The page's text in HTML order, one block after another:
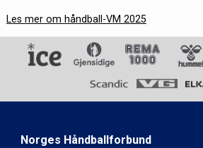
Les mer om håndball-VM 2025
Norges Håndballforbund